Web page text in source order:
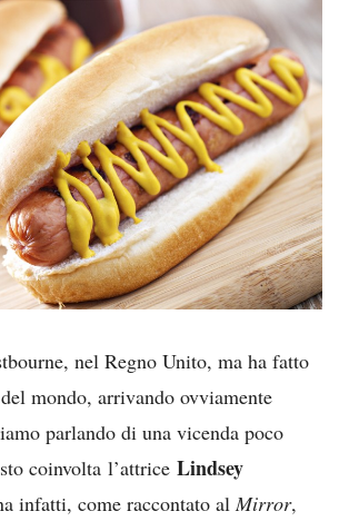
nel Regno Unito, ma ha fatto
mondo, arrivando ovviamente
parlando di una vicenda poco
coinvolta l’attrice Lindsey
infatti, come raccontato alMirror,